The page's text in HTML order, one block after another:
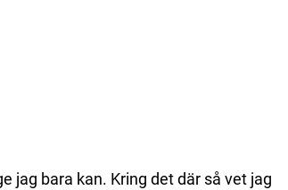
jag bara kan. Kring det där så vet jag